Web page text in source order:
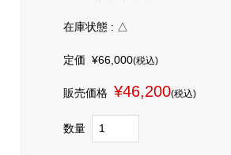
在庫状態 : △
定価 ¥66,000(税込)
販売価格 ¥46,200(税込)
数量